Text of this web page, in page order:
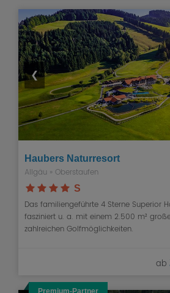
❮
Haubers Naturresort
Allgäu » Oberstaufen
S
Das familiengeführte 4 Sterne Superior
fasziniert u. a. mit einem 2.500 m²
zahlreichen Golfmöglichkeiten.
ab